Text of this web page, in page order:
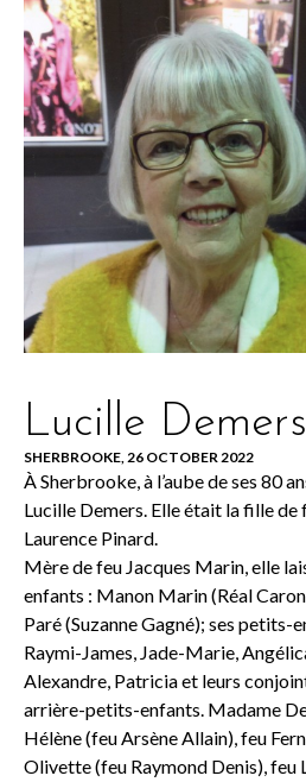
Lucille Demers
SHERBROOKE, 26 OCTOBER 2022
À Sherbrooke, à l’aube de ses 80
Lucille Demers. Elle était la fille
Laurence Pinard.
Mère de feu Jacques Marin, elle
enfants : Manon Marin (Réal
Paré (Suzanne Gagné); ses petits-
Raymi-James, Jade-Marie,
Alexandre, Patricia et leurs
arrière-petits-enfants. Madame
Hélène (feu Arsène Allain), feu
Olivette (feu Raymond Denis), feu